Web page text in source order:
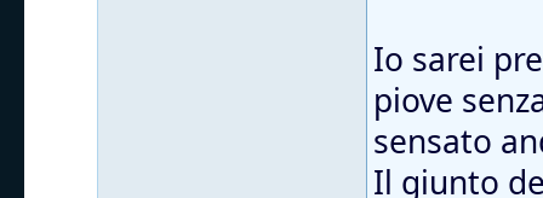
Io sarei
piove
sensato
Il giunto